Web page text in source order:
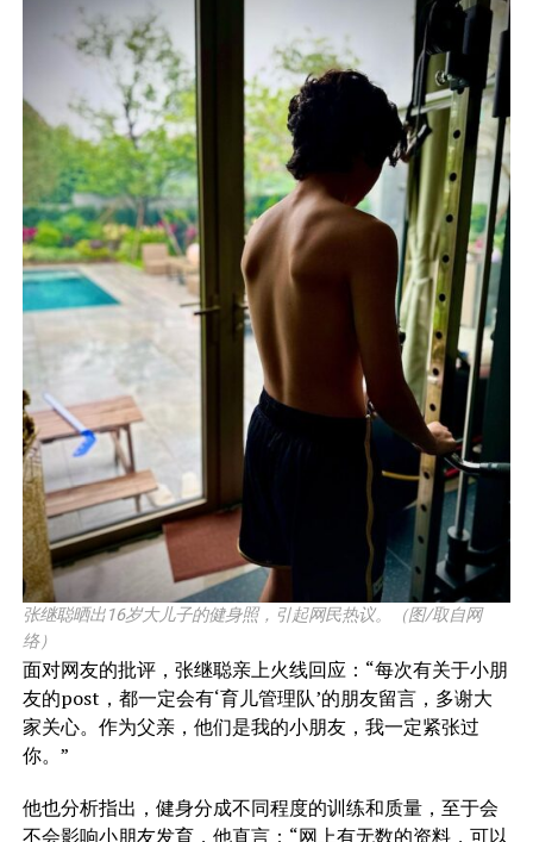
张继聪晒出16岁大儿子的健身照，引起网民热议。（图/取自网
络）
面对网友的批评，张继聪亲上火线回应：“每次有关于小朋
友的post，都一定会有‘育儿管理队’的朋友留言，多谢大
家关心。作为父亲，他们是我的小朋友，我一定紧张过
你。”
他也分析指出，健身分成不同程度的训练和质量，至于会
不会影响小朋友发育，他直言：“网上有无数的资料，可以